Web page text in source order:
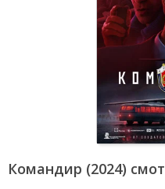
Командир (2024)